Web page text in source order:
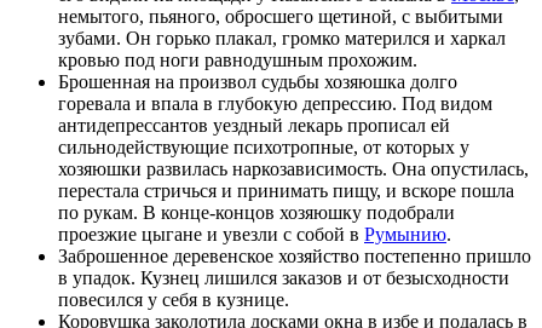
немытого, пьяного, обросшего щетиной, с выбитыми
зубами. Он горько плакал, громко матерился и харкал
кровью под ноги равнодушным прохожим.
Брошенная на произвол судьбы хозяюшка долго
горевала и впала в глубокую депрессию. Под видом
антидепрессантов уездный лекарь прописал ей
сильнодействующие психотропные, от которых у
хозяюшки развилась наркозависимость. Она опустилась,
перестала стричься и принимать пищу, и вскоре пошла
по рукам. В конце-концов хозяюшку подобрали
проезжие цыгане и увезли с собой в Румынию.
Заброшенное деревенское хозяйство постепенно пришло
в упадок. Кузнец лишился заказов и от безысходности
повесился у себя в кузнице.
Коровушка заколотила досками окна в избе и подалась в